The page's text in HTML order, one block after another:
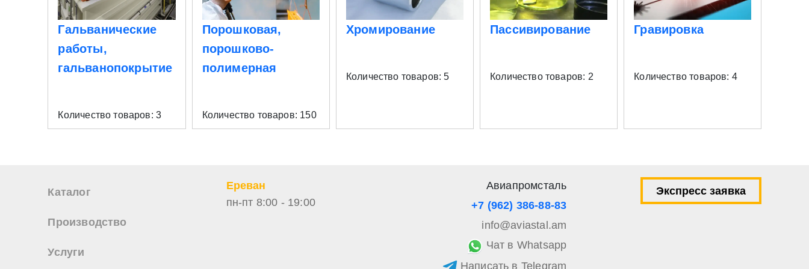
Гальванические
работы,
гальванопокрытие
Количество товаров: 3
Порошковая,
порошково-
полимерная
Количество товаров: 150
Хромирование
Количество товаров: 5
Пассивирование
Количество товаров: 2
Гравировка
Количество товаров: 4
Каталог
Производство
Услуги
Ереван
пн-пт 8:00 - 19:00
Авиапромсталь
+7 (962) 386-88-83
info@aviastal.am
Чат в Whatsapp
Написать в Telegram
Экспресс заявка